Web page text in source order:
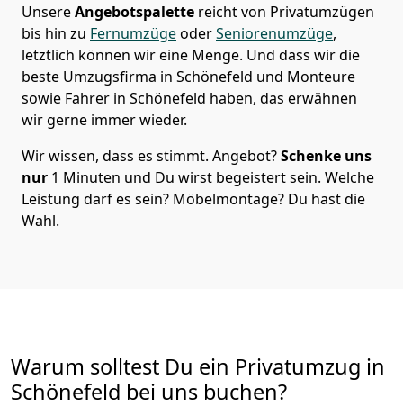
UnsereAngebotspalette reicht von Privatumzügen
bis hin zu FernumzügeoderSeniorenumzüge,
letztlich können wir eine Menge. Und dass wir die
beste Umzugsfirma in Schönefeld und Monteure
sowie Fahrer in Schönefeld haben, das erwähnen
wir gerne immer wieder.
Wir wissen, dass es stimmt. Angebot?Schenke uns
nur 1 Minuten und Du wirst begeistert sein. Welche
Leistung darf es sein? Möbelmontage? Du hast die
Wahl.
Warum solltest Du ein Privatumzug in
Schönefeld bei uns buchen?